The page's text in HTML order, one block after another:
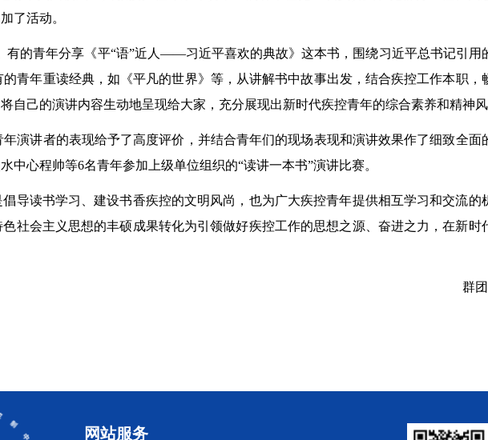
了活动。
的青年分享《平“语”近人——习近平喜欢的典故》这本书，围绕习近平总书记引用
青年重读经典，如《平凡的世界》等，从讲解书中故事出发，结合疾控工作本职，
己的演讲内容生动地呈现给大家，充分展现出新时代疾控青年的综合素养和精神
演讲者的表现给予了高度评价，并结合青年们的现场表现和演讲效果作了细致全面
心程帅等6名青年参加上级单位组织的“读讲一本书”演讲比赛。
导读书学习、建设书香疾控的文明风尚，也为广大疾控青年提供相互学习和交流的
社会主义思想的丰硕成果转化为引领做好疾控工作的思想之源、奋进之力，在新时
群
网站服务